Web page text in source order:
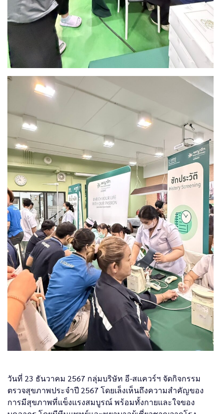
วันที่ 23 ธันวาคม 2567 กลุ่มบริษัท อี-สแควร์ฯ จัดกิจกรรม
ตรวจสุขภาพประจำปี 2567 โดยเล็งเห็นถึงความสำคัญของ
การมีสุขภาพที่แข็งแรงสมบูรณ์ พร้อมทั้งกายและใจของ